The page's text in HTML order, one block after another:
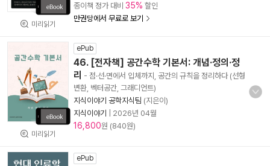
미리읽기
종이책 정가 대비 35% 할인
만권당에서 무료로 보기
미리읽기
ePub
46. [전자책] 공간수학 기본서: 개념·정의·정
리 - 점·선·면에서 입체까지, 공간의 규칙을 정리하다 (선형
변환, 벡터공간, 그래디언트)
지식이야기 공학지식팀 (지은이)
지식이야기
2026년 04월
16,800원 (840원)
ePub